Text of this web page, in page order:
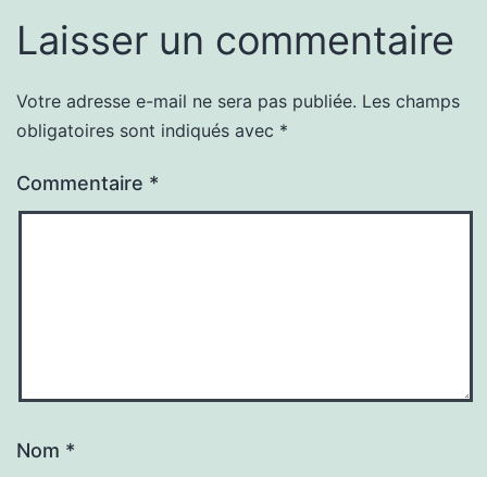
Laisser un commentaire
Votre adresse e-mail ne sera pas publiée. Les champs
obligatoires sont indiqués avec *
Commentaire *
Nom *